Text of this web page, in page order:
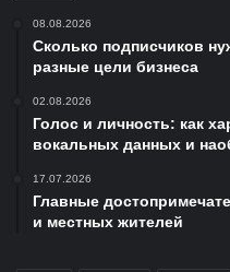
08.08.2026
Сколько подписчиков
разные цели бизнеса
02.08.2026
Голос и личность: как
вокальных данных и
17.07.2026
Главные
и местных жителей